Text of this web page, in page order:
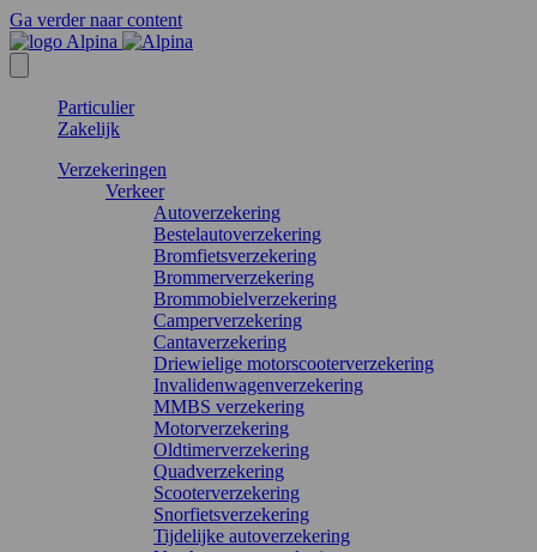
Ga verder naar content
Particulier
Zakelijk
Verzekeringen
Verkeer
Autoverzekering
Bestelautoverzekering
Bromfietsverzekering
Brommerverzekering
Brommobielverzekering
Camperverzekering
Cantaverzekering
Driewielige motorscooterverzekering
Invalidenwagenverzekering
MMBS verzekering
Motorverzekering
Oldtimerverzekering
Quadverzekering
Scooterverzekering
Snorfietsverzekering
Tijdelijke autoverzekering